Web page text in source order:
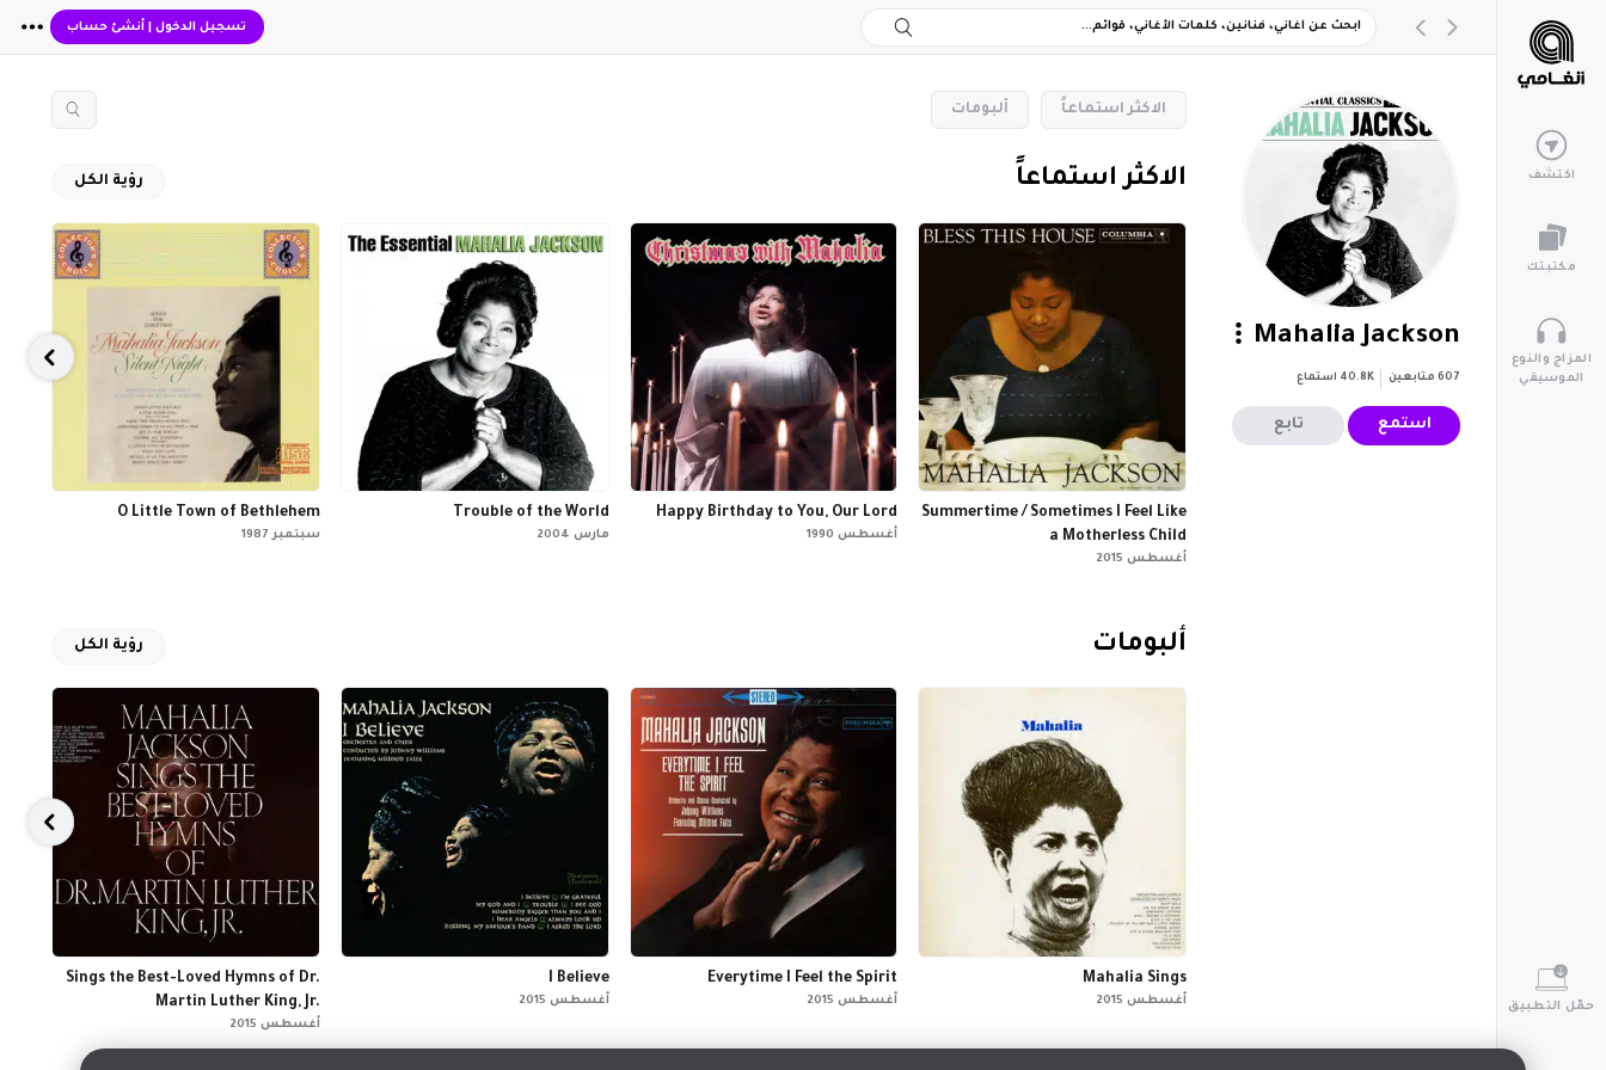
تسجيل الدخول| أنشئ حساب
اكتشف
مكتبتك
المزاج والنوع
الموسيقي
حمّل التطبيق
Mahalia Jackson
607 متابعين 40.8K استماع
استمع تابع
‏الاكثر استماعاً ‏ألبومات
‏الاكثر استماعاً رؤية الكل
Summertime / Sometimes I Feel Like
a Motherless Child
أغسطس 2015
Happy Birthday to You, Our Lord
أغسطس 1990
Trouble of the World
مارس 2004
O Little Town of Bethlehem
سبتمبر 1987
‏ألبومات رؤية الكل
Mahalia Sings
أغسطس 2015
Everytime I Feel the Spirit
أغسطس 2015
I Believe
أغسطس 2015
Sings the Best-Loved Hymns of Dr.
Martin Luther King, Jr.
أغسطس 2015